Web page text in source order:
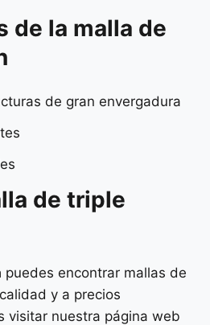
de la malla de
de gran envergadura
de triple
puedes encontrar mallas de
y a precios
visitar nuestra página web